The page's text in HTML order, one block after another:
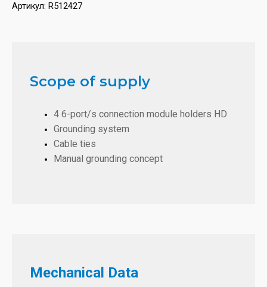
Артикул: R512427
Scope of supply
4 6-port/s connection module holders HD
Grounding system
Cable ties
Manual grounding concept
Mechanical Data